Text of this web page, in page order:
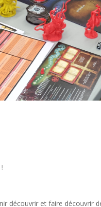
découvrir et faire découvrir